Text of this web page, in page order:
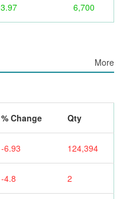
3.97 6,700
More
% Change Qty
-6.93 124,394
-4.8 2